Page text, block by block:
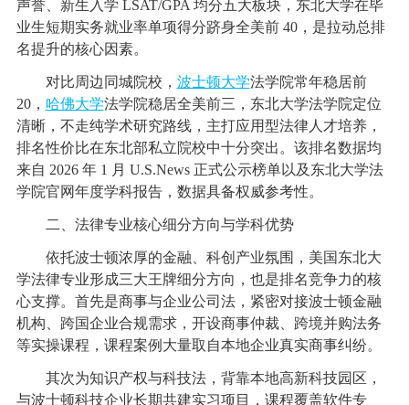
声誉、新生入学 LSAT/GPA 均分五大板块，东北大学在毕
业生短期实务就业率单项得分跻身全美前 40，是拉动总排
名提升的核心因素。
对比周边同城院校， 波士顿大学法学院常年稳居前
20， 哈佛大学法学院稳居全美前三，东北大学法学院定位
清晰，不走纯学术研究路线，主打应用型法律人才培养，
排名性价比在东北部私立院校中十分突出。该排名数据均
来自 2026 年 1 月 U.S.News 正式公示榜单以及东北大学法
学院官网年度学科报告，数据具备权威参考性。
二、法律专业核心细分方向与学科优势
依托波士顿浓厚的金融、科创产业氛围，美国东北大
学法律专业形成三大王牌细分方向，也是排名竞争力的核
心支撑。首先是商事与企业公司法，紧密对接波士顿金融
机构、跨国企业合规需求，开设商事仲裁、跨境并购法务
等实操课程，课程案例大量取自本地企业真实商事纠纷。
其次为知识产权与科技法，背靠本地高新科技园区，
与波士顿科技企业长期共建实习项目，课程覆盖软件专